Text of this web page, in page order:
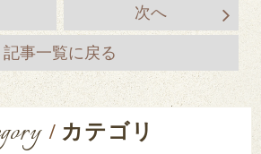
記事一覧に戻る
次へ
/ カテゴリ